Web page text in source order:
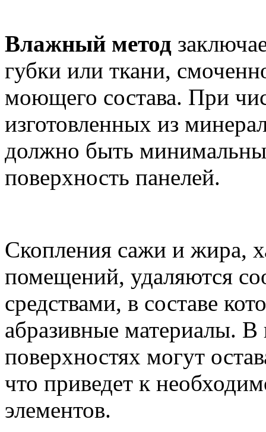
Влажный метод
губки или ткани,
моющего состава. При
изготовленных из
должно быть
поверхность панелей.
Скопления сажи и жира,
помещений, удаляются
средствами, в составе
абразивные материалы. В
поверхностях могут
что приведет к
элементов.